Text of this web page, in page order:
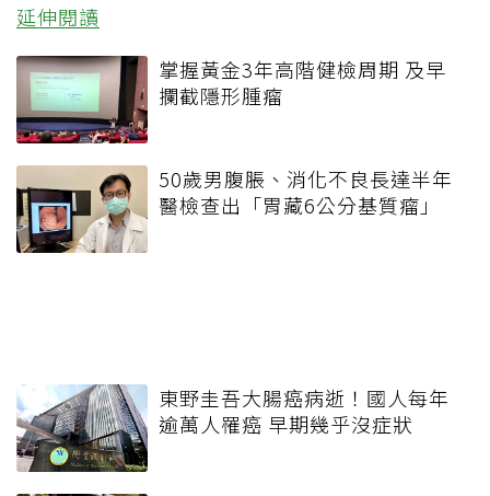
延伸閱讀
掌握黃金3年高階健檢周期 及早
攔截隱形腫瘤
50歲男腹脹、消化不良長達半年
醫檢查出「胃藏6公分基質瘤」
東野圭吾大腸癌病逝！國人每年
逾萬人罹癌 早期幾乎沒症狀